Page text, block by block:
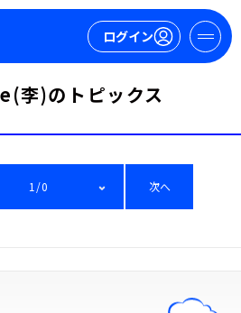
ログイン
李)のトピックス
1/0 次へ